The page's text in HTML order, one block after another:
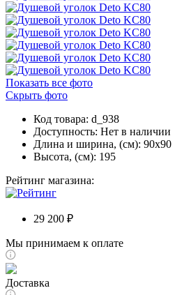
Показать все фото
Скрыть фото
Код товара: d_938
Доступность: Нет в наличии
Длина и ширина, (см): 90x90
Высота, (см): 195
Рейтинг магазина:
29 200 ₽
Мы принимаем к оплате
Доставка